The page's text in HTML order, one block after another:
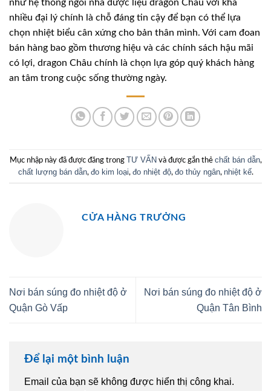
như hệ thống ngôi nhà dược liệu dragon Châu với khá
nhiều đại lý chính là chỗ đáng tin cậy để bạn có thể lựa
chọn nhiệt biểu cân xứng cho bản thân mình. Với cam đoan
bán hàng bao gồm thương hiệu và các chính sách hậu mãi
có lợi, dragon Châu chính là chọn lựa góp quý khách hàng
an tâm trong cuộc sống thường ngày.
Mục nhập này đã được đăng trong TƯ VẤN và được gắn thẻ chất bán dẫn,
chất lượng bán dẫn, đo kim loại, đo nhiệt độ, đo thủy ngân, nhiệt kế.
CỬA HÀNG TRƯỞNG
Nơi bán súng đo nhiệt độ ở
Quận Gò Vấp
Nơi bán súng đo nhiệt độ ở
Quận Tân Bình
Để lại một bình luận
Email của bạn sẽ không được hiển thị công khai.